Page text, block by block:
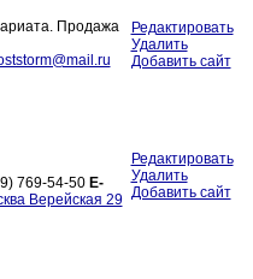
Продажа
Редактировать
Удалить
Добавить сайт
769-54-50 E-
Верейская 29
Редактировать
Удалить
Добавить сайт